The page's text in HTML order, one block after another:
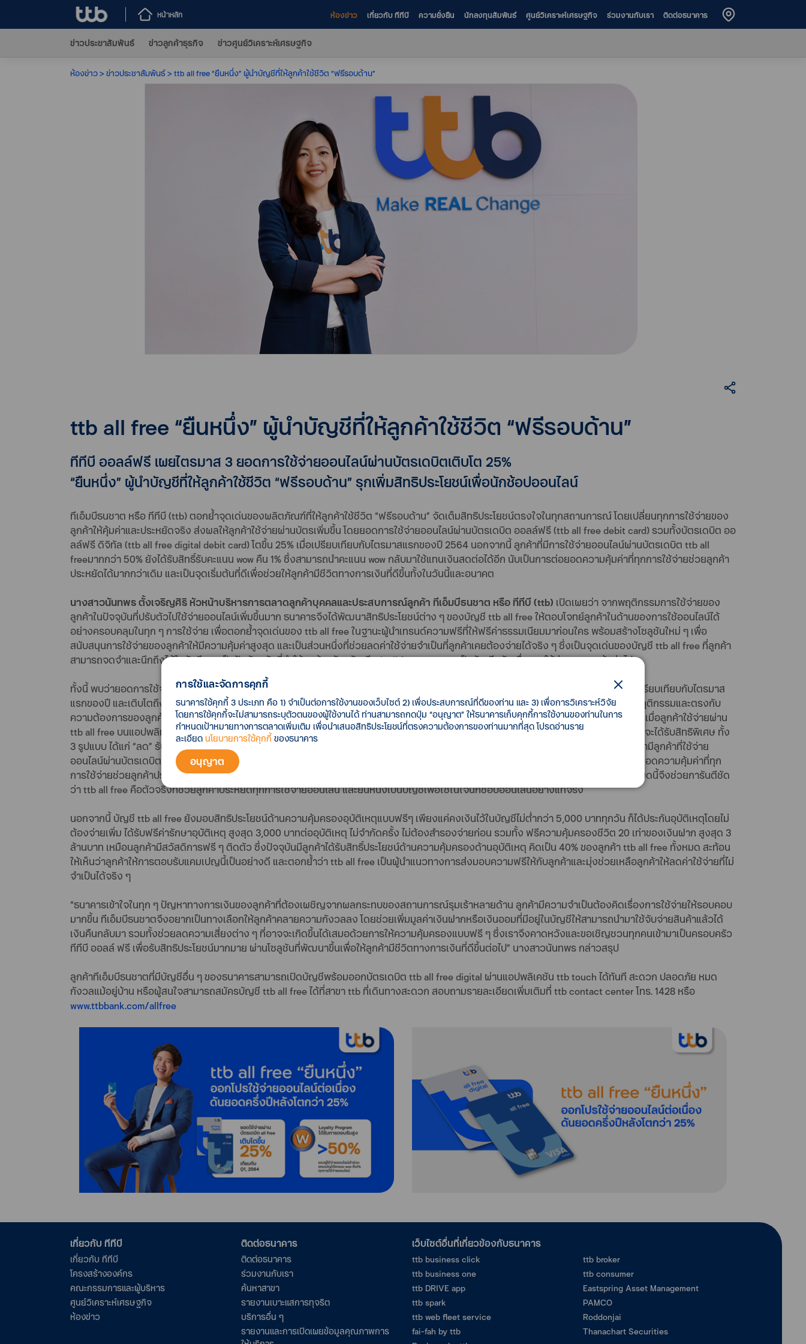
หน้าหลัก ห้องข่าว เกี่ยวกับ ทีทีบี ความยั่งยืน นักลงทุนสัมพันธ์ ศูนย์วิเคราะห์เศรษฐกิจ ร่วมงานกับเรา ติดต่อธนาคาร
ข่าวประชาสัมพันธ์ ข่าวลูกค้าธุรกิจ ข่าวศูนย์วิเคราะห์เศรษฐกิจ
ห้องข่าว ข่าวประชาสัมพันธ์ ttb all free “ยืนหนึ่ง” ผู้นำบัญชีที่ให้ลูกค้าใช้ชีวิต “ฟรีรอบด้าน”
ttb all free “ยืนหนึ่ง” ผู้นำบัญชีที่ให้ลูกค้าใช้ชีวิต “ฟรีรอบด้าน”
ทีทีบี ออลล์ฟรี เผยไตรมาส 3 ยอดการใช้จ่ายออนไลน์ผ่านบัตรเดบิตเติบโต 25%
“ยืนหนึ่ง” ผู้นำบัญชีที่ให้ลูกค้าใช้ชีวิต “ฟรีรอบด้าน” รุกเพิ่มสิทธิประโยชน์เพื่อนักช้อปออนไลน์
ทีเอ็มบีธนชาต หรือ ทีทีบี (ttb) ตอกย้ำจุดเด่นของผลิตภัณฑ์ที่ให้ลูกค้าใช้ชีวิต “ฟรีรอบด้าน” จัดเต็มสิทธิประโยชน์ตรงใจในทุกสถานการณ์ โดยเปลี่ยนทุกการใช้จ่ายของ
ลูกค้าให้คุ้มค่าและประหยัดจริง ส่งผลให้ลูกค้าใช้จ่ายผ่านบัตรเพิ่มขึ้น โดยยอดการใช้จ่ายออนไลน์ผ่านบัตรเดบิต ออลล์ฟรี (ttb all free debit card) รวมทั้งบัตรเดบิต ออ
ลล์ฟรี ดิจิทัล (ttb all free digital debit card) โตขึ้น 25% เมื่อเปรียบเทียบกับไตรมาสแรกของปี 2564 นอกจากนี้ ลูกค้าที่มีการใช้จ่ายออนไลน์ผ่านบัตรเดบิต ttb all
freeมากกว่า 50% ยังได้รับสิทธิ์รับคะแนน wow คืน 1% ซึ่งสามารถนำคะแนน wow กลับมาใช้แทนเงินสดต่อได้อีก นับเป็นการต่อยอดความคุ้มค่าที่ทุกการใช้จ่ายช่วยลูกค้า
ประหยัดได้มากกว่าเดิม และเป็นจุดเริ่มต้นที่ดีเพื่อช่วยให้ลูกค้ามีชีวิตทางการเงินที่ดีขึ้นทั้งในวันนี้และอนาคต
นางสาวนันทพร ตั้งเจริญศิริ หัวหน้าบริหารการตลาดลูกค้าบุคคลและประสบการณ์ลูกค้า ทีเอ็มบีธนชาต หรือ ทีทีบี (ttb) เปิดเผยว่า จากพฤติกรรมการใช้จ่ายของ
ลูกค้าในปัจจุบันที่ปรับตัวไปใช้จ่ายออนไลน์เพิ่มขึ้นมาก ธนาคารจึงได้พัฒนาสิทธิประโยชน์ต่าง ๆ ของบัญชี ttb all free ให้ตอบโจทย์ลูกค้าในด้านของการใช้ออนไลน์ได้
อย่างครอบคลุมในทุก ๆ การใช้จ่าย เพื่อตอกย้ำจุดเด่นของ ttb all free ในฐานะผู้นำเทรนด์ความฟรีที่ให้ฟรีค่าธรรมเนียมมาก่อนใคร พร้อมสร้างโซลูชันใหม่ ๆ เพื่อ
สนับสนุนการใช้จ่ายของลูกค้าให้มีความคุ้มค่าสูงสุด และเป็นส่วนหนึ่งที่ช่วยลดค่าใช้จ่ายจำเป็นที่ลูกค้าเคยต้องจ่ายได้จริง ๆ ซึ่งเป็นจุดเด่นของบัญชี ttb all free ที่ลูกค้า
สามารถจดจำและนึกถึงได้ในทันที และเป็นปัจจัยหลักที่ทำให้ลูกค้าสมัครบัญชี ttb all free และกลายเป็นบัญชีหลักเพื่อการใช้จ่ายของลูกค้าต่อไป
ทั้งนี้ พบว่ายอดการใช้จ่ายออนไลน์ผ่านบัตรเดบิต ttb all free รวมทั้งบัตรเดบิต ttb all free digital ในไตรมาส 3 ปี 2564 ได้เติบโตขึ้น 25% เมื่อเปรียบเทียบกับไตรมาส
แรกของปี และเติบโตถึง 97% เมื่อเปรียบเทียบปีที่ผ่านมา ซึ่งเป็นความสำเร็จจากการนำเสนอโซลูชันที่สอดคล้องกับสถานการณ์เศรษฐกิจ เข้าใจพฤติกรรมและตรงกับ
ความต้องการของลูกค้าที่หันมาใช้จ่ายผ่านทางออนไลน์มากขึ้น โดยตั้งแต่เดือนเมษายนที่ผ่านมา ธนาคารได้ออกแคมเปญ ttb all free go online ที่เมื่อลูกค้าใช้จ่ายผ่าน
ttb all free บนแอปพลิเคชันออนไลน์ ช้อปปิ้ง อาทิ Shopee และ Lazada รวมไปถึงแอปพลิเคชันฟู้ด เดลิเวอรี เช่น LINE MAN และ Grab Food ลูกค้าจะได้รับสิทธิพิเศษ ทั้ง
3 รูปแบบ ได้แก่ “ลด” รับโค้ดส่วนลดพิเศษ “ฟรี” ประกันช้อปออนไลน์ และ “คืน” 1 %ของยอดช้อปออนไลน์เป็นคะแนน wow (1 wow = 1 บาท) โดยพบว่ามีลูกค้าที่ใช้จ่าย
ออนไลน์ผ่านบัตรเดบิต ttb all free มากถึง 50% ได้รับสิทธิ์รับคะแนน wow คืน 1% เพื่อนำคะแนน wow กลับมาใช้แทนเงินสดต่อได้อีกนับเป็นการต่อยอดความคุ้มค่าที่ทุก
การใช้จ่ายช่วยลูกค้าประหยัดได้มากกว่าเดิม และปัจจุบันพบว่ามีลูกค้าออกบัตรเดบิต ttb all free digital เพิ่มขึ้นจากไตรมาสที่ 2 สูงถึง 86% ทั้งหมดนี้จึงช่วยการันตีชัด
ว่า ttb all free คือตัวจริงที่ช่วยลูกค้าประหยัดทุกการใช้จ่ายออนไลน์ และยืนหนึ่งเป็นบัญชีเพื่อใช้ในใจนักช้อปออนไลน์อย่างแท้จริง
นอกจากนี้ บัญชี ttb all free ยังมอบสิทธิประโยชน์ด้านความคุ้มครองอุบัติเหตุแบบฟรีๆ เพียงแค่คงเงินไว้ในบัญชีไม่ต่ำกว่า 5,000 บาททุกวัน ก็ได้ประกันอุบัติเหตุโดยไม่
ต้องจ่ายเพิ่ม ได้รับฟรีค่ารักษาอุบัติเหตุ สูงสุด 3,000 บาทต่ออุบัติเหตุ ไม่จำกัดครั้ง ไม่ต้องสำรองจ่ายก่อน รวมทั้ง ฟรีความคุ้มครองชีวิต 20 เท่าของเงินฝาก สูงสุด 3
ล้านบาท เหมือนลูกค้ามีสวัสดิการฟรี ๆ ติดตัว ซึ่งปัจจุบันมีลูกค้าได้รับสิทธิ์ประโยชน์ด้านความคุ้มครองด้านอุบัติเหตุ คิดเป็น 40% ของลูกค้า ttb all free ทั้งหมด สะท้อน
ให้เห็นว่าลูกค้าให้การตอบรับแคมเปญนี้เป็นอย่างดี และตอกย้ำว่า ttb all free เป็นผู้นำแนวทางการส่งมอบความฟรีให้กับลูกค้าและมุ่งช่วยเหลือลูกค้าให้ลดค่าใช้จ่ายที่ไม่
จำเป็นได้จริง ๆ
“ธนาคารเข้าใจในทุก ๆ ปัญหาทางการเงินของลูกค้าที่ต้องเผชิญจากผลกระทบของสถานการณ์รุมเร้าหลายด้าน ลูกค้ามีความจำเป็นต้องคิดเรื่องการใช้จ่ายให้รอบคอบ
มากขึ้น ทีเอ็มบีธนชาตจึงอยากเป็นทางเลือกให้ลูกค้าคลายความกังวลลง โดยช่วยเพิ่มมูลค่าเงินฝากหรือเงินออมที่มีอยู่ในบัญชีให้สามารถนำมาใช้จับจ่ายสินค้าแล้วได้
เงินคืนกลับมา รวมทั้งช่วยลดความเสี่ยงต่าง ๆ ที่อาจจะเกิดขึ้นได้เสมอด้วยการให้ความคุ้มครองแบบฟรี ๆ ซึ่งเราจึงคาดหวังและขอเชิญชวนทุกคนเข้ามาเป็นครอบครัว
ทีทีบี ออลล์ ฟรี เพื่อรับสิทธิประโยชน์มากมาย ผ่านโซลูชันที่พัฒนาขึ้นเพื่อให้ลูกค้ามีชีวิตทางการเงินที่ดีขึ้นต่อไป” นางสาวนันทพร กล่าวสรุป
ลูกค้าทีเอ็มบีธนชาตที่มีบัญชีอื่น ๆ ของธนาคารสามารถเปิดบัญชีพร้อมออกบัตรเดบิต ttb all free digital ผ่านแอปพลิเคชัน ttb touch ได้ทันที สะดวก ปลอดภัย หมด
กังวลแม้อยู่บ้าน หรือผู้สนใจสามารถสมัครบัญชี ttb all free ได้ที่สาขา ttb ที่เดินทางสะดวก สอบถามรายละเอียดเพิ่มเติมที่ ttb contact center โทร. 1428 หรือ
www.ttbbank.com/allfree
การใช้และจัดการคุกกี้
ธนาคารใช้คุกกี้ 3 ประเภท คือ 1) จำเป็นต่อการใช้งานของเว็บไซต์ 2) เพื่อประสบการณ์ที่ดีของท่าน และ 3) เพื่อการวิเคราะห์วิจัย
โดยการใช้คุกกี้จะไม่สามารถระบุตัวตนของผู้ใช้งานได้ ท่านสามารถกดปุ่ม “อนุญาต” ให้ธนาคารเก็บคุกกี้การใช้งานของท่านในการ
กำหนดเป้าหมายทางการตลาดเพิ่มเติม เพื่อนำเสนอสิทธิประโยชน์ที่ตรงความต้องการของท่านมากที่สุด โปรดอ่านราย
ละเอียด นโยบายการใช้คุกกี้ ของธนาคาร
อนุญาต
เกี่ยวกับ ทีทีบี
เกี่ยวกับ ทีทีบี
โครงสร้างองค์กร
คณะกรรมการและผู้บริหาร
ศูนย์วิเคราะห์เศรษฐกิจ
ห้องข่าว
ติดต่อธนาคาร
ติดต่อธนาคาร
ร่วมงานกับเรา
ค้นหาสาขา
รายงานเบาะแสการทุจริต
บริการอื่น ๆ
รายงานและการเปิดเผยข้อมูลคุณภาพการ
เว็บไซต์อื่นที่เกี่ยวข้องกับธนาคาร
ttb business click
ttb business one
ttb DRIVE app
ttb spark
ttb web fleet service
fai-fah by ttb
ttb broker
ttb consumer
Eastspring Asset Management
PAMCO
Roddonjai
Thanachart Securities